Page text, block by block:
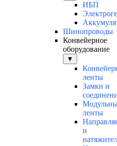
ИБП
Шинопроводы
Конвейерное
оборудование
▼
ленты
Замки и
ленты
и